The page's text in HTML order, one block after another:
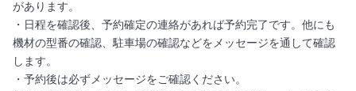
があります。
・日程を確認後、予約確定の連絡があれば予約完了です。他にも
機材の型番の確認、駐車場の確認などをメッセージを通して確認
します。
・予約後は必ずメッセージをご確認ください。